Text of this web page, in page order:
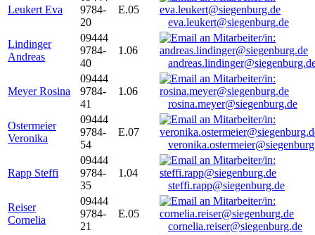
Leukert Eva
9784-
20
E.05
eva.leukert@siegenburg.de
Lindinger
Andreas
09444
9784-
40
1.06
Meyer Rosina
09444
9784-
41
1.06
rosina.meyer@siegenburg.de
Ostermeier
Veronika
09444
9784-
54
E.07
Rapp Steffi
09444
9784-
35
1.04
steffi.rapp@siegenburg.de
Reiser
Cornelia
09444
9784-
21
E.05
cornelia.reiser@siegenburg.de